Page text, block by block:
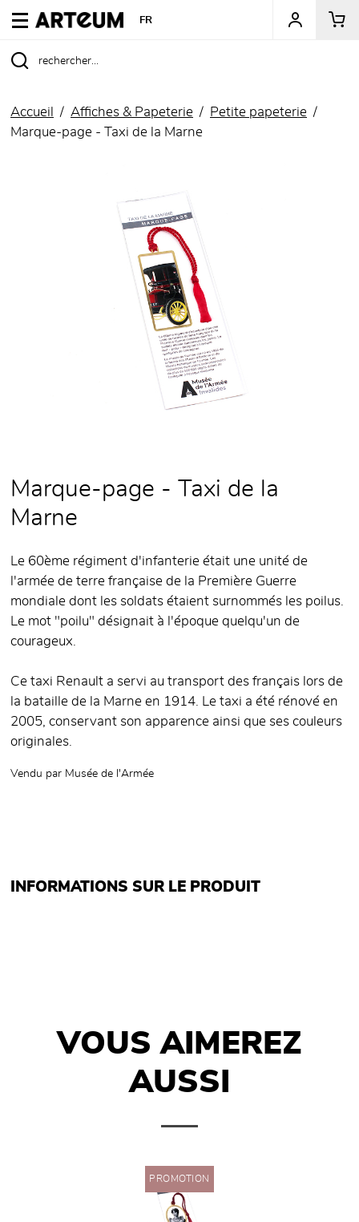
ARTEUM, la référence des boutiques de musées
FR
Accueil Affiches & Papeterie
Petite papeterie
Marque-page - Taxi de la Marne
Marque-page - Taxi de la
Marne
Le 60ème régiment d'infanterie était une unité de
l'armée de terre française de la Première Guerre
mondiale dont les soldats étaient surnommés les poilus.
Le mot "poilu" désignait à l'époque quelqu'un de
courageux.
Ce taxi Renault a servi au transport des français lors de
la bataille de la Marne en 1914. Le taxi a été rénové en
2005, conservant son apparence ainsi que ses couleurs
originales.
Vendu par Musée de l'Armée
INFORMATIONS SUR LE PRODUIT
VOUS AIMEREZ
AUSSI
PROMOTION